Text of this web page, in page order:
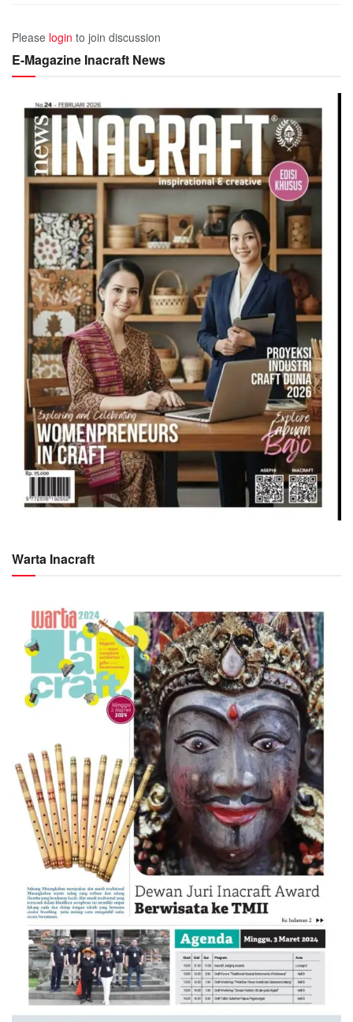
Please login to join discussion
E-Magazine Inacraft News
Warta Inacraft